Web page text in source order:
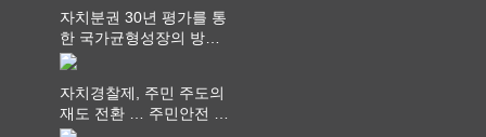
자치분권 30년 평가를 통
한 국가균형성장의 방향
과 과제 논의
자치경찰제, 주민 주도의
재도 전환 … 주민안전 치
안서비스가 최우선 되어